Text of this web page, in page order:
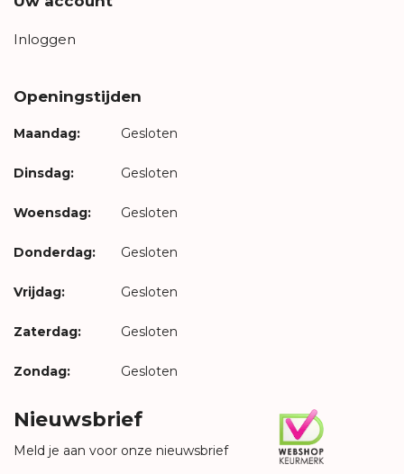
Inloggen
Openingstijden
Maandag: Gesloten
Dinsdag: Gesloten
Woensdag: Gesloten
Donderdag: Gesloten
Vrijdag: Gesloten
Zaterdag: Gesloten
Zondag: Gesloten
Nieuwsbrief
Meld je aan voor onze nieuwsbrief